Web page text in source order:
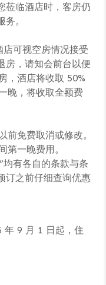
莅临酒店时，客房仍
。
可视空房情况接受
房，请知会前台以便
，酒店将收取 50%
晚，将收取全额费
前免费取消或修改。
第一晚费用。
均有各自的条款与条
订之前仔细查询优惠
年 9 月 1 日起，住